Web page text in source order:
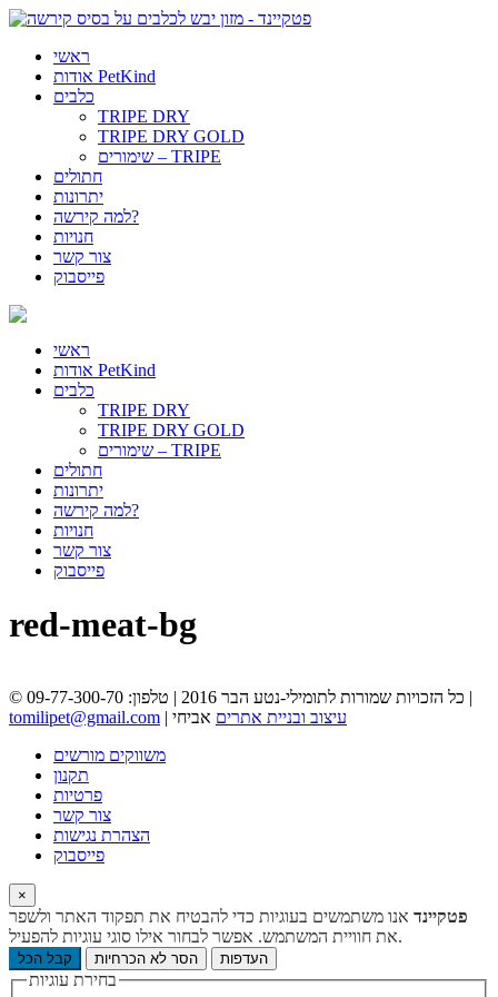
ראשי
אודות PetKind
כלבים
TRIPE DRY
TRIPE DRY GOLD
שימורים – TRIPE
חתולים
יתרונות
למה קירשה?
חנויות
צור קשר
פייסבוק
ראשי
אודות PetKind
כלבים
TRIPE DRY
TRIPE DRY GOLD
שימורים – TRIPE
חתולים
יתרונות
למה קירשה?
חנויות
צור קשר
פייסבוק
red-meat-bg
© כל הזכויות שמורות לתומילי-נטע הבר 2016 | טלפון: 09-77-300-70 |
tomilipet@gmail.com | עיצוב ובניית אתרים אביחי
משווקים מורשים
תקנון
פרטיות
צור קשר
הצהרת נגישות
פייסבוק
×
פטקיינד אנו משתמשים בעוגיות כדי להבטיח את תפקוד האתר ולשפר
את חוויית המשתמש. אפשר לבחור אילו סוגי עוגיות להפעיל.
קבל הכל הסר לא הכרחיות העדפות
בחירת עוגיות